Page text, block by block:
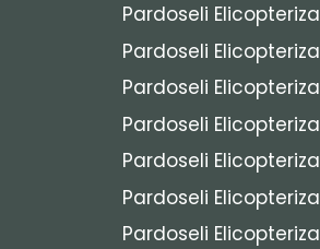
Pardoseli
Pardoseli
Pardoseli
Pardoseli
Pardoseli
Pardoseli
Pardoseli